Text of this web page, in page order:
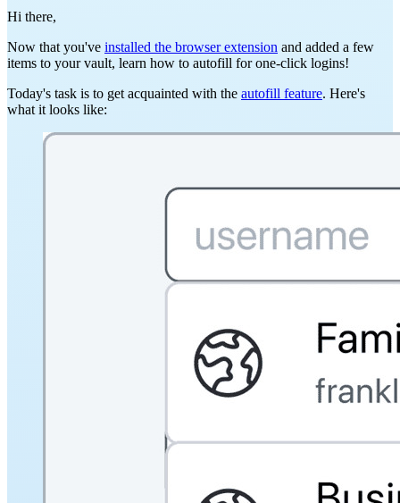
Hi there,
Now that you've installed the browser extension and added a few
items to your vault, learn how to autofill for one-click logins!
Today's task is to get acquainted with the autofill feature. Here's
what it looks like: